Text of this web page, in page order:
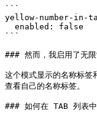
```
yellow-number-in-
```
### 然而，我启用了无限
这个模式显示的名称标
查看自己的名称标签。
### 如何在 TAB 列表中